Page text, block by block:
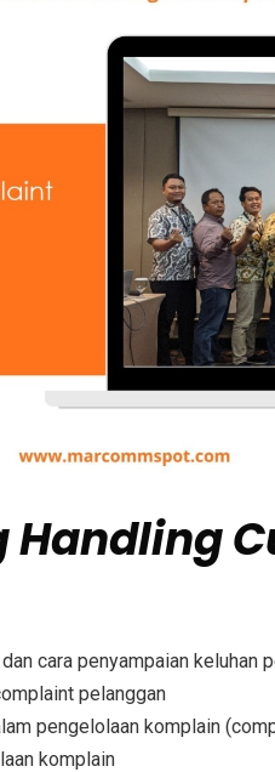
Handling
cara penyampaian keluhan
pelanggan
pengelolaan komplain
komplain